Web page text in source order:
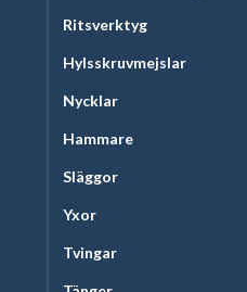
Ritsverktyg
Hylsskruvmejslar
Nycklar
Hammare
Släggor
Yxor
Tvingar